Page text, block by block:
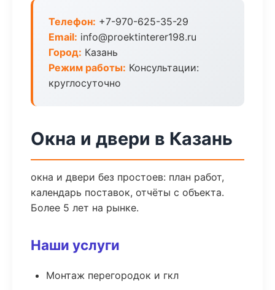
Телефон: +7-970-625-35-29
Email: info@proektinterer198.ru
Город: Казань
Режим работы: Консультации:
круглосуточно
Окна и двери в Казань
окна и двери без простоев: план работ,
календарь поставок, отчёты с объекта.
Более 5 лет на рынке.
Наши услуги
Монтаж перегородок и гкл